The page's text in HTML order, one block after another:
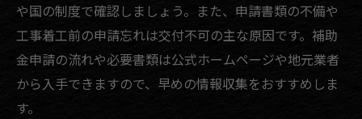
や国の制度で確認しましょう。また、申請書類の不備や
工事着工前の申請忘れは交付不可の主な原因です。補助
金申請の流れや必要書類は公式ホームページや地元業者
から入手できますので、早めの情報収集をおすすめしま
す。